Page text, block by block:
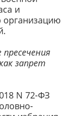
и
запрет
N 72-ФЗ